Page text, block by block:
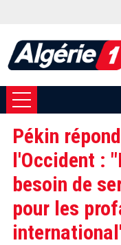
Pékin
l'Occident :
besoin de
pour les